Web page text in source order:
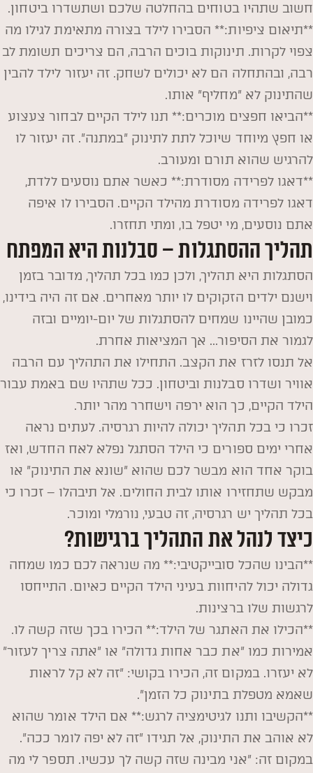
חשוב שתהיו בטוחים בהחלטה שלכם ושתשדרו ביטחון.
**תיאום ציפיות:** הסבירו לילד בצורה מתאימת לגילו מה
צפוי לקרות. תינוקות בוכים הרבה, הם צריכים תשומת לב
רבה, ובהתחלה הם לא יכולים לשחק. זה יעזור לילד להבין
שהתינוק לא "מחליף" אותו.
**הביאו חפצים מוכרים:** תנו לילד הקיים לבחור צעצוע
או חפץ מיוחד שיוכל לתת לתינוק "במתנה". זה יעזור לו
להרגיש שהוא תורם ומעורב.
**דאגו לפרידה מסודרת:** כאשר אתם נוסעים ללדת,
דאגו לפרידה מסודרת מהילד הקיים. הסבירו לו איפה
אתם נוסעים, מי יטפל בו, ומתי תחזרו.
תהליך ההסתגלות – סבלנות היא המפתח
הסתגלות היא תהליך, ולכן כמו בכל תהליך, מדובר בזמן
וישנם ילדים הזקוקים לו יותר מאחרים. אם זה היה בידינו,
כמובן שהיינו שמחים להסתגלות של יום-יומיים ובזה
לגמור את הסיפור… אך המציאות אחרת.
אל תנסו לזרז את הקצב. התחילו את התהליך עם הרבה
אוויר ושדרו סבלנות וביטחון. ככל שתהיו שם באמת עבור
הילד הקיים, כך הוא ירפה וישחרר מהר יותר.
זכרו כי בכל תהליך יכולה להיות רגרסיה. לעתים נראה
אחרי ימים ספורים כי הילד הסתגל נפלא לאח החדש, ואז
בוקר אחד הוא מבשר לכם שהוא "שונא את התינוק" או
מבקש שתחזירו אותו לבית החולים. אל תיבהלו – זכרו כי
בכל תהליך יש רגרסיה, זה טבעי, נורמלי ומוכר.
כיצד לנהל את התהליך ברגישות?
**הבינו שהכל סובייקטיבי:** מה שנראה לכם כמו שמחה
גדולה יכול להיחוות בעיני הילד הקיים כאיום. התייחסו
לרגשות שלו ברצינות.
**הכילו את האתגר של הילד:** הכירו בכך שזה קשה לו.
אמירות כמו "את כבר אחות גדולה" או "אתה צריך לעזור"
לא יעזרו. במקום זה, הכירו בקושי: "זה לא קל לראות
שאמא מטפלת בתינוק כל הזמן".
**הקשיבו ותנו לגיטימציה לרגש:** אם הילד אומר שהוא
לא אוהב את התינוק, אל תגידו "זה לא יפה לומר ככה".
במקום זה: "אני מבינה שזה קשה לך עכשיו. תספר לי מה